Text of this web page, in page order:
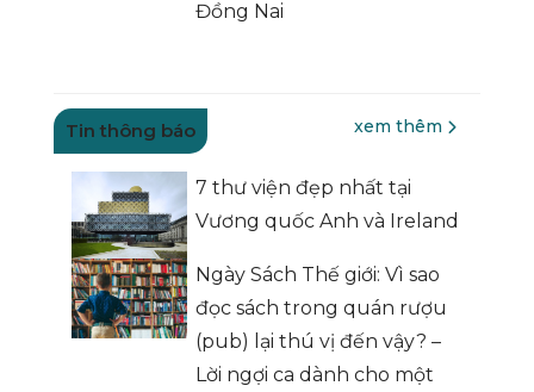
Đồng Nai
Tin thông báo xem thêm
7 thư viện đẹp nhất tại
Vương quốc Anh và Ireland
Ngày Sách Thế giới: Vì sao
đọc sách trong quán rượu
(pub) lại thú vị đến vậy? –
Lời ngợi ca dành cho một